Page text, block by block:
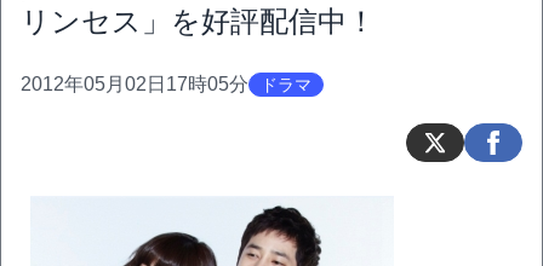
リンセス」を好評配信中！
2012年05月02日17時05分 ドラマ